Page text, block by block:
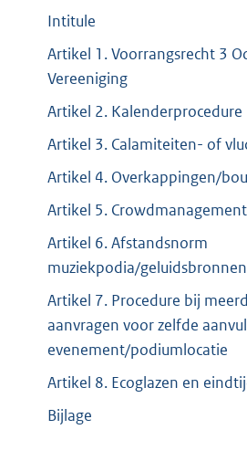
Intitule
Artikel 1. Voorrangsrecht 3
Vereeniging
Artikel 2. Kalenderprocedure
Artikel 3. Calamiteiten- of
Artikel 4. Overkappingen/
Artikel 5. Crowdmanagement
Artikel 6. Afstandsnorm
muziekpodia/geluidsbronnen
Artikel 7. Procedure bij
aanvragen voor zelfde
evenement/podiumlocatie
Artikel 8. Ecoglazen en
Bijlage